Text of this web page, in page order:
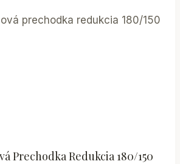
Prechodka Redukcia 180/150